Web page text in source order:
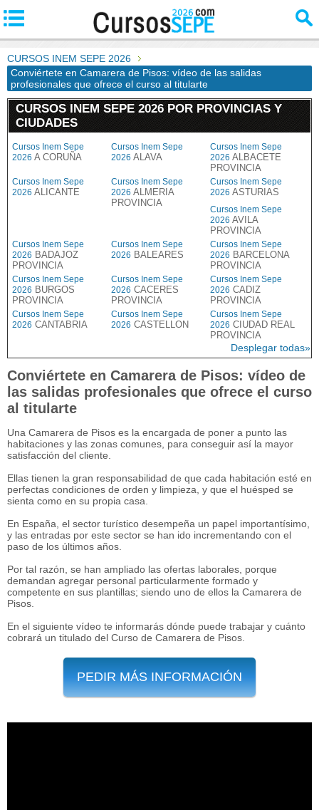
CURSOS INEM SEPE 2026
Conviértete en Camarera de Pisos: vídeo de las salidas
profesionales que ofrece el curso al titularte
CURSOS INEM SEPE 2026 POR PROVINCIAS Y
CIUDADES
Cursos Inem Sepe
2026 A CORUÑA
Cursos Inem Sepe
2026 ALAVA
Cursos Inem Sepe
2026 ALBACETE
PROVINCIA
Cursos Inem Sepe
2026 ALICANTE
Cursos Inem Sepe
2026 ALMERIA
PROVINCIA
Cursos Inem Sepe
2026 ASTURIAS
Cursos Inem Sepe
2026 AVILA
PROVINCIA
Cursos Inem Sepe
2026 BADAJOZ
PROVINCIA
Cursos Inem Sepe
2026 BALEARES
Cursos Inem Sepe
2026 BARCELONA
PROVINCIA
Cursos Inem Sepe
2026 BURGOS
PROVINCIA
Cursos Inem Sepe
2026 CACERES
PROVINCIA
Cursos Inem Sepe
2026 CADIZ
PROVINCIA
Cursos Inem Sepe
2026 CANTABRIA
Cursos Inem Sepe
2026 CASTELLON
Cursos Inem Sepe
2026 CIUDAD REAL
PROVINCIA
Desplegar todas»
Conviértete en Camarera de Pisos: vídeo de
las salidas profesionales que ofrece el curso
al titularte
Una Camarera de Pisos es la encargada de poner a punto las
habitaciones y las zonas comunes, para conseguir así la mayor
satisfacción del cliente.
Ellas tienen la gran responsabilidad de que cada habitación esté en
perfectas condiciones de orden y limpieza, y que el huésped se
sienta como en su propia casa.
En España, el sector turístico desempeña un papel importantísimo,
y las entradas por este sector se han ido incrementando con el
paso de los últimos años.
Por tal razón, se han ampliado las ofertas laborales, porque
demandan agregar personal particularmente formado y
competente en sus plantillas; siendo uno de ellos la Camarera de
Pisos.
En el siguiente vídeo te informarás dónde puede trabajar y cuánto
cobrará un titulado del Curso de Camarera de Pisos.
PEDIR MÁS INFORMACIÓN